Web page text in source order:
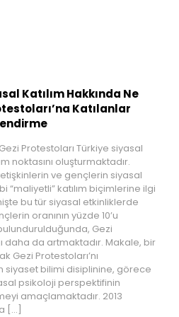
Katılım Hakkında Ne
Katılanlar
Protestoları Türkiye siyasal
noktasını oluşturmaktadır.
ve gençlerin siyasal
“maliyetli” katılım biçimlerine ilgi
bu tür siyasal etkinliklerde
oranının yüzde 10’u
Gezi
daha da artmaktadır. Makale, bir
Gezi Protestoları’nı
siyaset bilimi disiplinine, görece
psikoloji perspektifinin
amaçlamaktadır. 2013
[…]